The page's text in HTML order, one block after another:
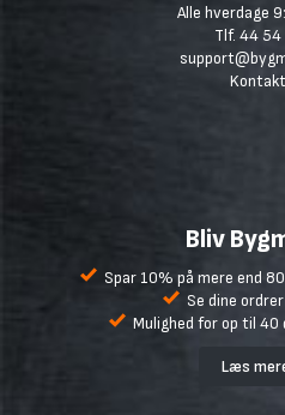
Alle hverdage
Tlf. 44 54
Bliv
Spar 10% på mere end
Se dine
Mulighed for op til
Læs